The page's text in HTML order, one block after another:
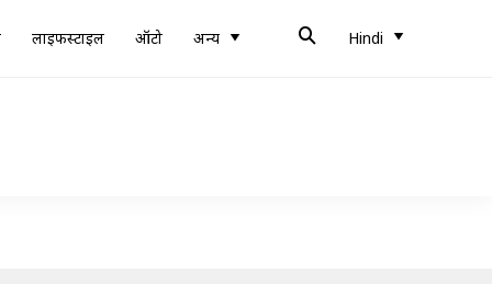
लाइफस्टाइल ऑटो अन्य Hindi